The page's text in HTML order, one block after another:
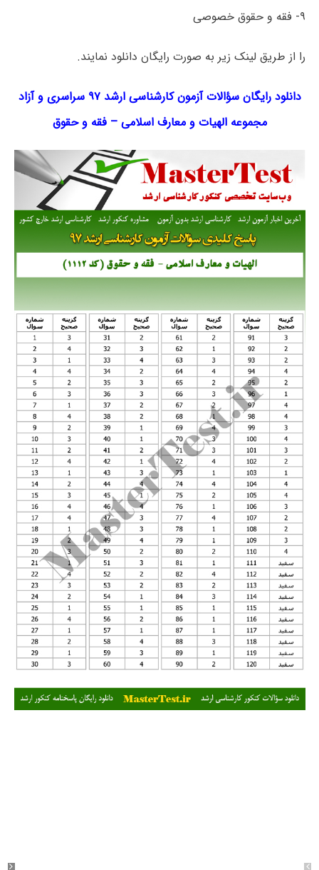
۹- فقه و حقوق خصوصی
را از طریق لینک‌ زیر به صورت رایگان دانلود نمایند.
دانلود رایگان سؤالات آزمون کارشناسی ارشد ۹۷ سراسری و آزاد
مجموعهالهیات و معارف اسلامی – فقه و حقوق